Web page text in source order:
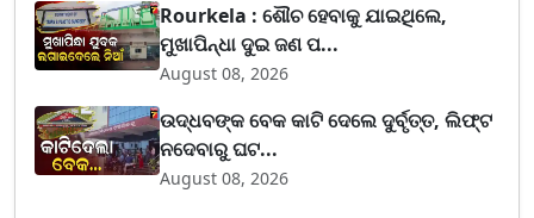
Rourkela : ଶୌଚ ହେବାକୁ ଯାଇଥିଲେ,
ମୁଖାପିନ୍ଧା ଦୁଇ ଜଣ ପ...
August 08, 2026
ଉଦ୍ଧବଙ୍କ ବେକ କାଟି ଦେଲେ ଦୁର୍ବୃତ୍ତ, ଲିଫ୍ଟ
ନଦେବାରୁ ଘଟ...
August 08, 2026